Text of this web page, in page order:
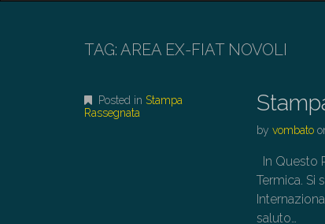
N
M
N
O
C
T
E
TAG: AREA EX-FIAT NOVOLI
Posted in Stampa
Rassegnata
byvombato
In
Termica.
saluto…